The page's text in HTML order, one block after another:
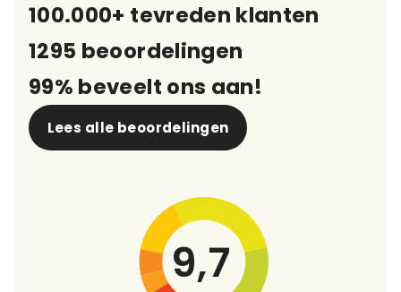
100.000+ tevreden klanten
1295 beoordelingen
99% beveelt ons aan!
Lees alle beoordelingen
9,7